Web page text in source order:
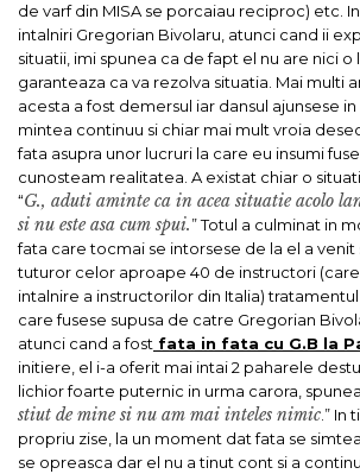
de varf din MISA se porcaiau reciproc) etc.
intalniri Gregorian Bivolaru, atunci cand ii
situatii, imi spunea ca de fapt el nu are nici
garanteaza ca va rezolva situatia. Mai multi
acesta a fost demersul iar dansul ajunsese
mintea continuu si chiar mai mult vroia
fata asupra unor lucruri la care eu insumi
cunosteam realitatea. A existat chiar o
“G., aduti aminte ca in acea situatie acolo
si nu este asa cum spui.” Totul a culminat in
fata care tocmai se intorsese de la el a
tuturor celor aproape 40 de instructori
intalnire a instructorilor din Italia)
care fusese supusa de catre Gregorian
atunci cand a fost fata in fata cu G.B la
initiere, el i-a oferit mai intai 2 paharele
lichior foarte puternic in urma carora, spunea
stiut de mine si nu am mai inteles nimic.” In
propriu zise, la un moment dat fata se
se opreasca dar el nu a tinut cont si a